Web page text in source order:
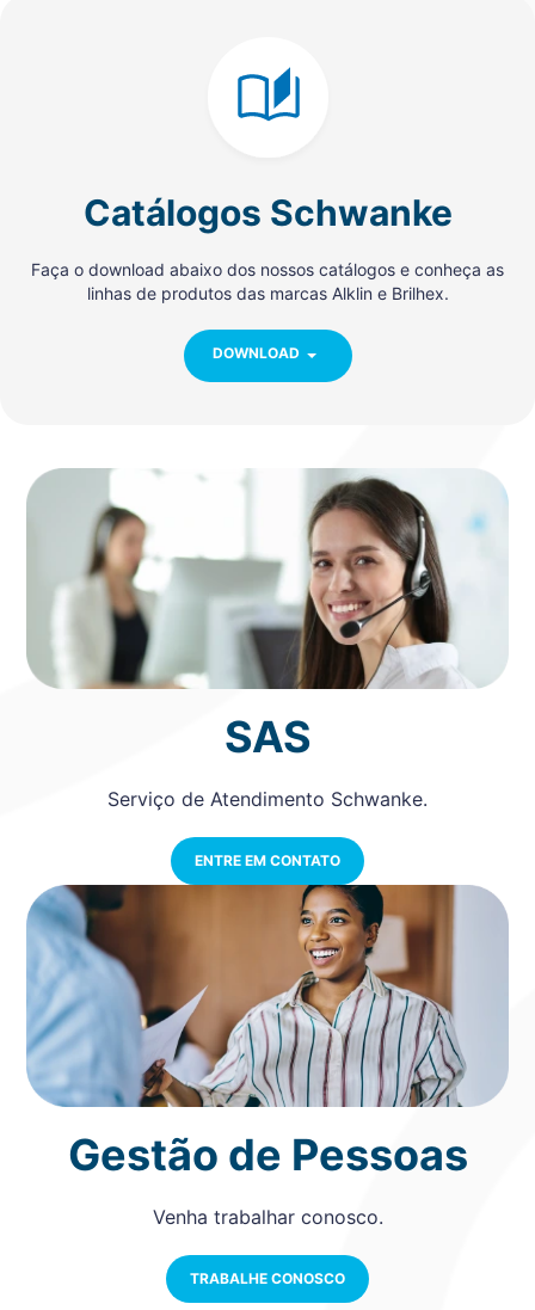
Catálogos Schwanke
Faça o download abaixo dos nossos catálogos e conheça as
linhas de produtos das marcas Alklin e Brilhex.
DOWNLOAD
SAS
Serviço de Atendimento Schwanke.
ENTRE EM CONTATO
Gestão de Pessoas
Venha trabalhar conosco.
TRABALHE CONOSCO